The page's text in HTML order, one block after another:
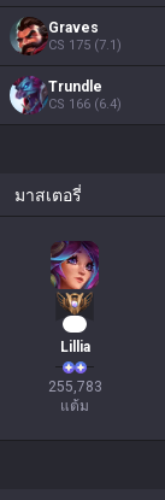
Graves
CS 175 (7.1)
Trundle
CS 166 (6.4)
มาสเตอรี่
Lillia
255,783
แต้ม